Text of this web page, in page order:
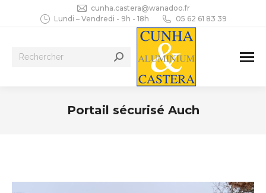
cunha.castera@wanadoo.fr
Lundi – Vendredi - 9h - 18h
05 62 61 83 39
Recherche
Portail sécurisé Auch